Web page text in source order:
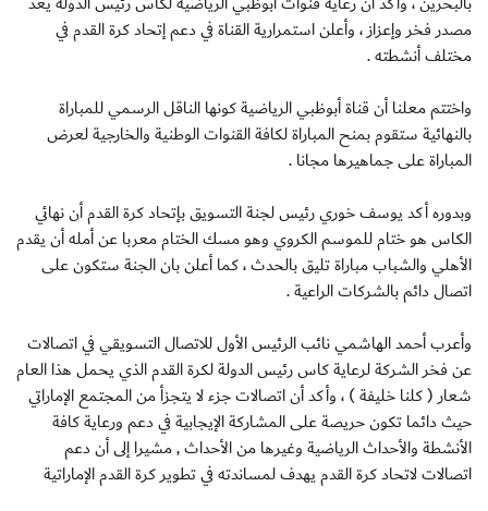
مصدر فخر وإعزاز ، وأعلن استمرارية القناة في دعم إتحاد كرة القدم في
مختلف أنشطته .
واختتم معلنا أن قناة أبوظبي الرياضية كونها الناقل الرسمي للمباراة
بالنهائية ستقوم بمنح المباراة لكافة القنوات الوطنية والخارجية لعرض
المباراة على جماهيرها مجانا .
وبدوره أكد يوسف خوري رئيس لجنة التسويق بإتحاد كرة القدم أن نهائي
الكاس هو ختام للموسم الكروي وهو مسك الختام معربا عن أمله أن يقدم
الأهلي والشباب مباراة تليق بالحدث ، كما أعلن بان الجنة ستكون على
اتصال دائم بالشركات الراعية .
وأعرب أحمد الهاشمي نائب الرئيس الأول للاتصال التسويقي في اتصالات
عن فخر الشركة لرعاية كاس رئيس الدولة لكرة القدم الذي يحمل هذا العام
شعار ( كلنا خليفة ) ، وأكد أن اتصالات جزء لا يتجزأ من المجتمع الإماراتي
حيث دائما تكون حريصة على المشاركة الإيجابية في دعم ورعاية كافة
الأنشطة والأحداث الرياضية وغيرها من الأحداث , مشيرا إلى أن دعم
اتصالات لاتحاد كرة القدم يهدف لمساندته في تطوير كرة القدم الإماراتية